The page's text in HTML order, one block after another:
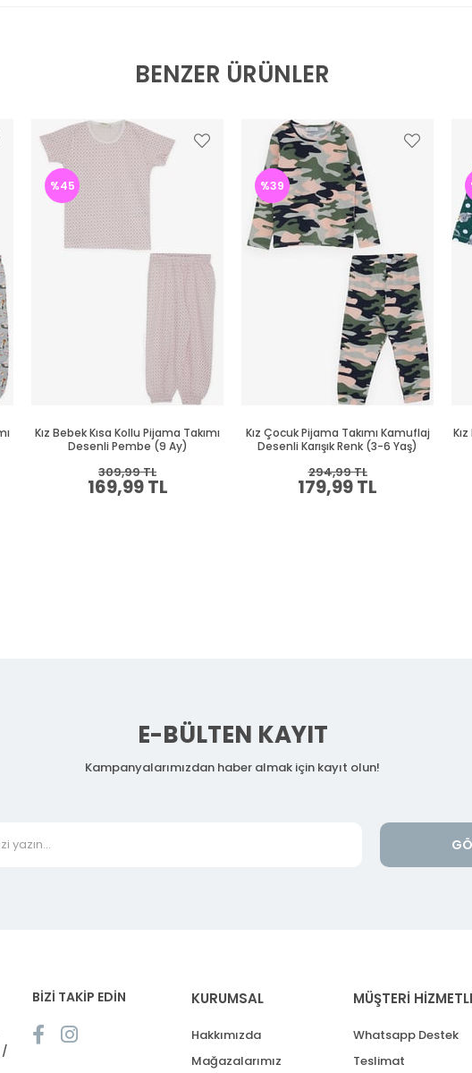
BENZER ÜRÜNLER
Kız Bebek Kısa Kollu Pijama Takımı
Desenli Pembe (9 Ay)
169,99 TL
309,99 TL
%45
Kız Çocuk Pijama Takımı Kamuflaj
Desenli Karışık Renk (3-6 Yaş)
179,99 TL
294,99 TL
%39
E-BÜLTEN KAYIT
Kampanyalarımızdan haber almak için kayıt olun!
/
BİZİ TAKİP EDİN KURUMSAL
Hakkımızda
Mağazalarımız
MÜŞTERİ
Whatsapp Destek
Teslimat